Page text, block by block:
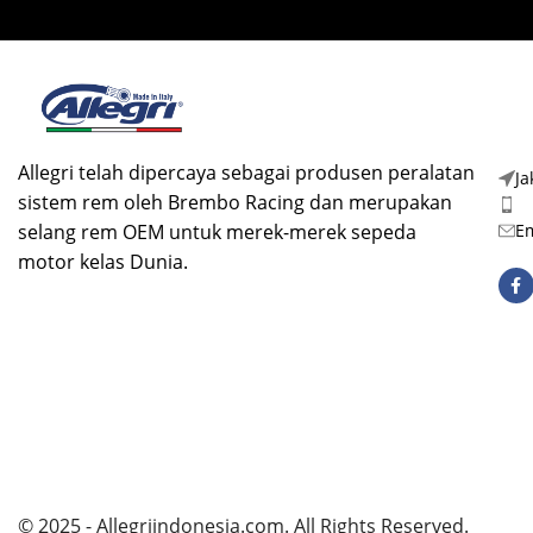
Allegri telah dipercaya sebagai produsen peralatan
sistem rem oleh Brembo Racing dan merupakan
selang rem OEM untuk merek-merek sepeda
motor kelas Dunia.
© 2025 - Allegriindonesia.com. All Rights Reserved.